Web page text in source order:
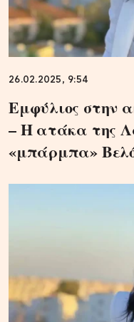
26.02.2025, 9:54
Εμφύλιος στην
– Η ατάκα της
«μπάρμπα»